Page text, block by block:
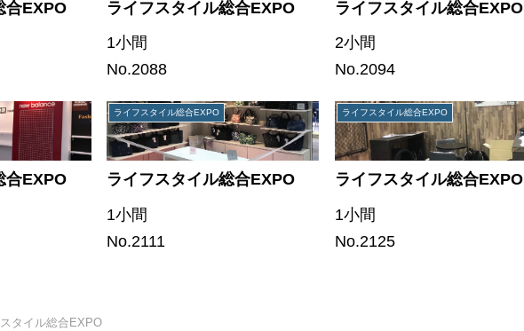
合EXPO
ライフスタイル総合EXPO
1小間
No.2088
ライフスタイル総合EXPO
2小間
No.2094
合EXPO
ライフスタイル総合EXPO
ライフスタイル総合EXPO
1小間
No.2111
ライフスタイル総合EXPO
ライフスタイル総合EXPO
1小間
No.2125
タイル総合EXPO